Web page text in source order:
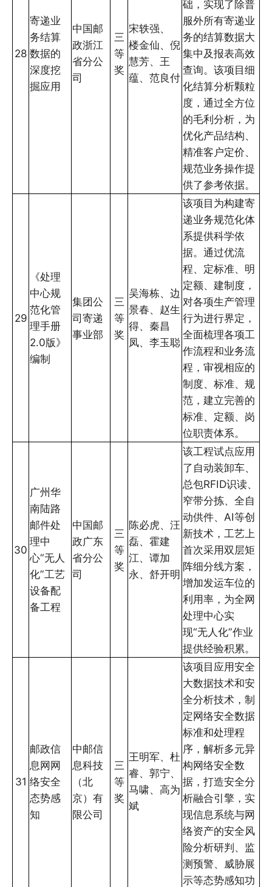
28
寄递业
务结算
数据的
深度挖
掘应用
中国邮
政浙江
省分公
司
三
等
奖
宋轶强、
楼金仙、倪
慧芳、王
蕴、范良付
础，实现了除普
服外所有寄递业
务的结算数据大
集中及报表高效
查询。该项目细
化结算分析颗粒
度，通过全方位
的毛利分析，为
优化产品结构、
精准客户定价、
规范业务操作提
供了参考依据。
29
《处理
中心规
范化管
理手册
2.0版》
编制
集团公
司寄递
事业部
三
等
奖
吴海栋、边
景春、赵生
得、秦昌
凤、李玉聪
该项目为构建寄
递业务规范化体
系提供科学依
据。通过优流
程、定标准、明
定额、建制度，
对各项生产管理
行为进行界定，
全面梳理各项工
作流程和业务流
程，审视相应的
制度、标准、规
范，建立完善的
标准、定额、岗
位职责体系。
30
广州华
南陆路
邮件处
理中
心“无人
化”工艺
设备配
备工程
中国邮
政广东
省分公
司
三
等
奖
陈必虎、汪
磊、霍建
江、谭加
永、舒开明
该工程试点应用
了自动装卸车、
总包RFID识读、
窄带分拣、全自
动供件、AI等创
新技术，工艺上
首次采用双层矩
阵细分线方案，
增加发运车位的
利用率，为全网
处理中心实
现“无人化”作业
提供经验积累。
31
邮政信
息网网
络安全
态势感
知
中邮信
息科技
（北
京）有
限公司
三
等
奖
王明军、杜
睿、郭宁、
马啸、高为
斌
该项目应用安全
大数据技术和安
全分析技术，制
定网络安全数据
标准和处理程
序，解析多元异
构网络安全数
据，打造安全分
析融合引擎，实
现信息系统与网
络资产的安全风
险分析研判、监
测预警、威胁展
示等态势感知功